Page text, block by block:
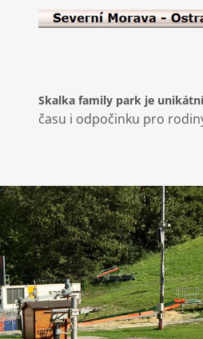
Skalka family park je
času i odpočinku pro